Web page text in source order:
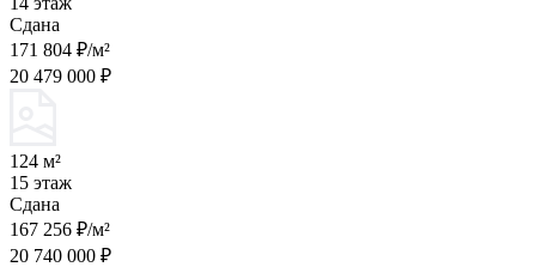
Сдана
171 804 ₽/м²
20 479 000 ₽
124 м²
15 этаж
Сдана
167 256 ₽/м²
20 740 000 ₽